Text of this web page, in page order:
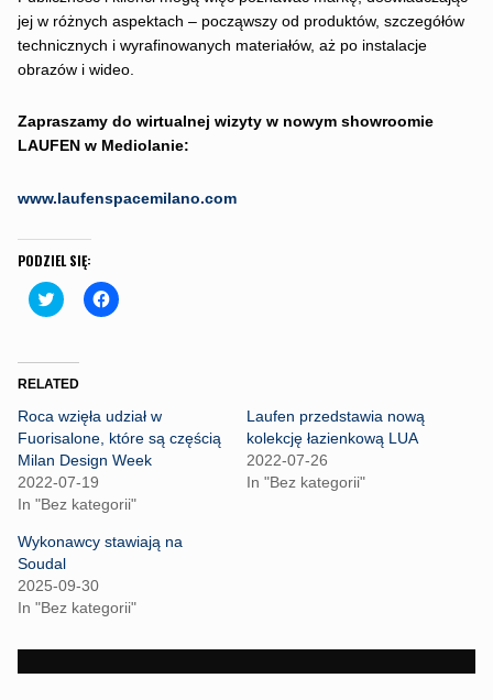
jej w różnych aspektach – począwszy od produktów, szczegółów
technicznych i wyrafinowanych materiałów, aż po instalacje
obrazów i wideo.
Zapraszamy do wirtualnej wizyty w nowym showroomie
LAUFEN w Mediolanie:
www.laufenspacemilano.com
PODZIEL SIĘ:
C
l
t
o
h
a
r
e
o
n
w
t
t
e
r
(
O
n
C
l
h
a
r
e
o
a
e
b
(
e
RELATED
Roca wzięła udział w
Fuorisalone, które są częścią
Milan Design Week
2022-07-19
In "Bez kategorii"
Laufen przedstawia nową
kolekcję łazienkową LUA
2022-07-26
In "Bez kategorii"
Wykonawcy stawiają na
Soudal
2025-09-30
In "Bez kategorii"